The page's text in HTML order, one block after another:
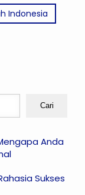
Indonesia
Cari
Anda
Sukses